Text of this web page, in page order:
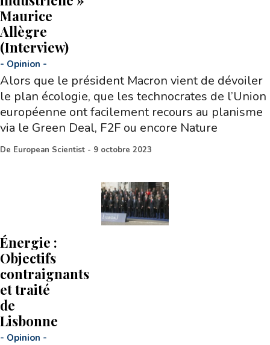
Maurice
Allègre
(Interview)
- Opinion -
Alors que le président Macron vient de dévoiler
le plan écologie, que les technocrates de l’Union
européenne ont facilement recours au planisme
via le Green Deal, F2F ou encore Nature
De European Scientist - 9 octobre 2023
Énergie :
Objectifs
contraignants
et traité
de
Lisbonne
- Opinion -